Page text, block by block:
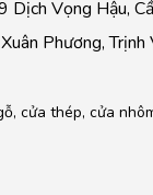
Dịch Vọng Hậu,
Phương, Trịnh
cửa thép, cửa